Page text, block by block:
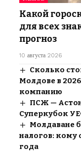
Какой
для всех
прогноз
10 августа 2026
Сколько
Молдове в
компанию
ПСЖ —
Суперкубок
Молдаване
налогов: кому
года